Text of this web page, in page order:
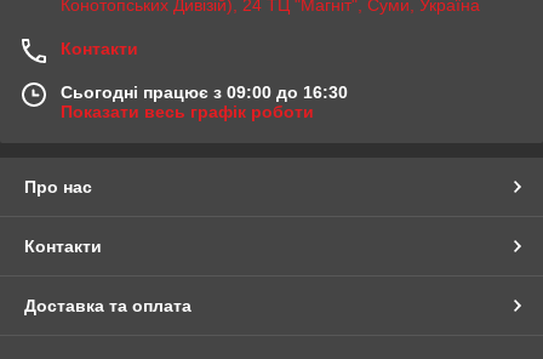
Конотопських Дивізій), 24 ТЦ "Магніт", Суми, Україна
Контакти
Сьогодні працює з 09:00 до 16:30
Показати весь графік роботи
Про нас
Контакти
Доставка та оплата